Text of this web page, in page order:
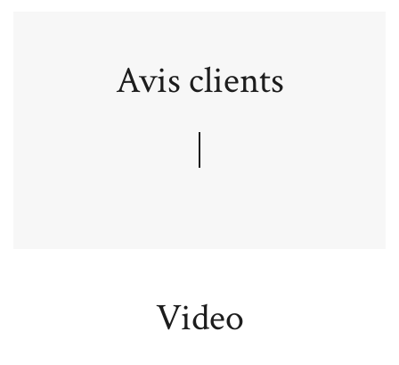
Avis clients
Video